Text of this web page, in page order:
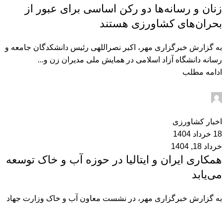
زنان و رسانه‌ها دو رکن اساسی برای عبور از
بحران‌های کشاورزی هستند
به گزارش خبرگزاری مهر، اکبر نصراللهی رئیس دانشکدگان جامعه و
رسانه دانشگاه آزاد اسلامی در همایش ملی مدیران زن و...
ادامه مطلب
اخبار کشاورزی
18 خرداد 1404
خرداد 18, 1404
همکاری ایران و ایتالیا در حوزه آب و خاک توسعه
می‌یابد
به گزارش خبرگزاری مهر، در نشست معاون آب و خاک وزارت جهاد